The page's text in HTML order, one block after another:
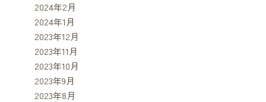
2024年2月
2024年1月
2023年12月
2023年11月
2023年10月
2023年9月
2023年8月